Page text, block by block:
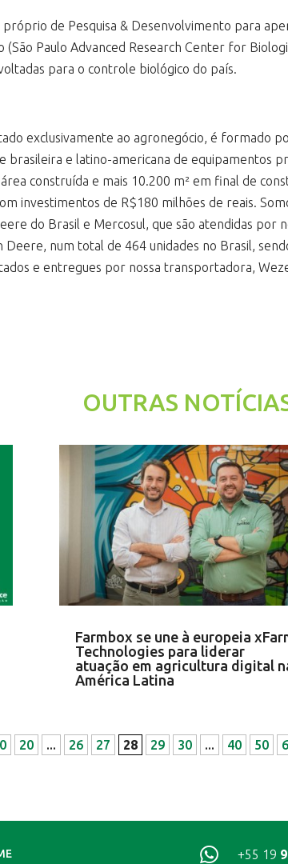
de Pesquisa & Desenvolvimento para
(São Paulo Advanced Research Center for
para o controle biológico do país.
exclusivamente ao agronegócio, é formado
brasileira e latino-americana de equipamentos
construída e mais 10.200 m² em final de
investimentos de R$180 milhões de reais.
do Brasil e Mercosul, que são atendidas por
num total de 464 unidades no Brasil,
e entregues por nossa transportadora,
OUTRAS
Farmbox se une à europeia
Technologies para liderar
atuação em agricultura digital
América Latina
20 ... 26 27 28 29 30 ... 40 50
 +55 19